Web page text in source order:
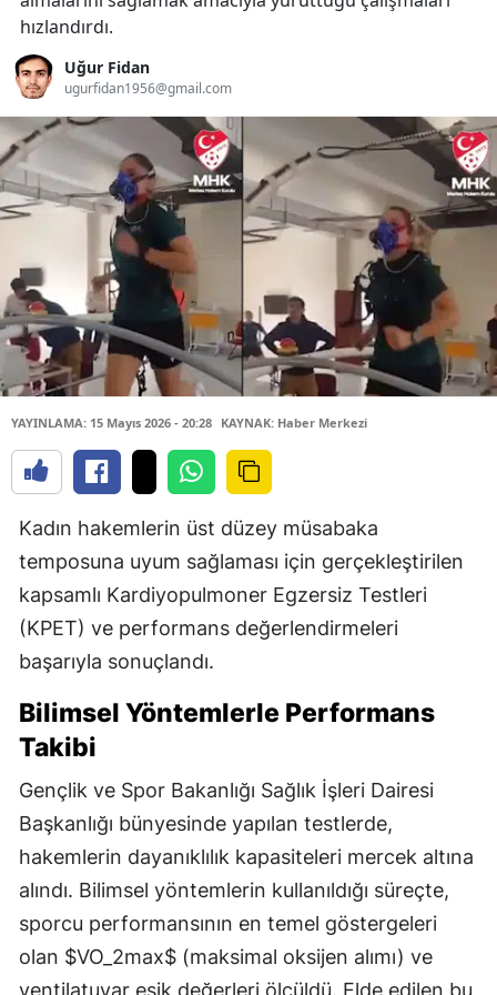
hızlandırdı.
Uğur Fidan
ugurfidan1956@gmail.com
YAYINLAMA: 15 Mayıs 2026 - 20:28 KAYNAK: Haber Merkezi
Kadın hakemlerin üst düzey müsabaka
temposuna uyum sağlaması için gerçekleştirilen
kapsamlı Kardiyopulmoner Egzersiz Testleri
(KPET) ve performans değerlendirmeleri
başarıyla sonuçlandı.
Bilimsel Yöntemlerle Performans
Takibi
Gençlik ve Spor Bakanlığı Sağlık İşleri Dairesi
Başkanlığı bünyesinde yapılan testlerde,
hakemlerin dayanıklılık kapasiteleri mercek altına
alındı. Bilimsel yöntemlerin kullanıldığı süreçte,
sporcu performansının en temel göstergeleri
olan $VO_2max$ (maksimal oksijen alımı) ve